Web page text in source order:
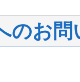
のお問